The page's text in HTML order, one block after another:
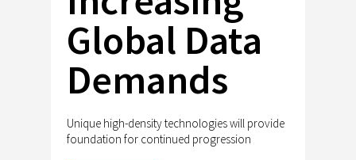
Global Data
Demands
Unique high-density technologies will provide
foundation for continued progression